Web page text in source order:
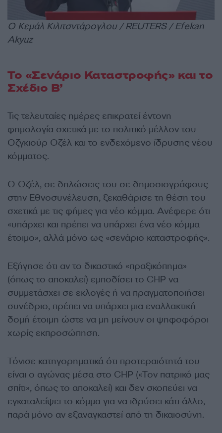
Ο Κεμάλ Κιλιτσντάρογλου / REUTERS / Efekan
Akyuz
Το «Σενάριο Καταστροφής» και το
Σχέδιο Β’
Τις τελευταίες ημέρες επικρατεί έντονη
φημολογία σχετικά με το πολιτικό μέλλον του
Οζγκιούρ Οζέλ και το ενδεχόμενο ίδρυσης νέου
κόμματος.
Ο Οζέλ, σε δηλώσεις του σε δημοσιογράφους
στην Εθνοσυνέλευση, ξεκαθάρισε τη θέση του
σχετικά με τις φήμες για νέο κόμμα. Ανέφερε ότι
«υπάρχει και πρέπει να υπάρχει ένα νέο κόμμα
έτοιμο», αλλά μόνο ως «σενάριο καταστροφής».
Εξήγησε ότι αν το δικαστικό «πραξικόπημα»
(όπως το αποκαλεί) εμποδίσει το CHP να
συμμετάσχει σε εκλογές ή να πραγματοποιήσει
συνέδριο, πρέπει να υπάρχει μια εναλλακτική
δομή έτοιμη ώστε να μη μείνουν οι ψηφοφόροι
χωρίς εκπροσώπηση.
Τόνισε κατηγορηματικά ότι προτεραιότητά του
είναι ο αγώνας μέσα στο CHP («Τον πατρικό μας
σπίτι», όπως το αποκαλεί) και δεν σκοπεύει να
εγκαταλείψει το κόμμα για να ιδρύσει κάτι άλλο,
παρά μόνο αν εξαναγκαστεί από τη δικαιοσύνη.